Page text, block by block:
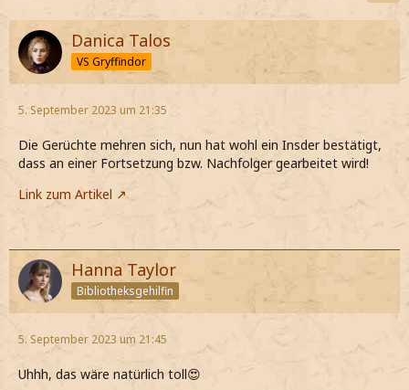
Jetzt Fanclub-Mitglied werden!
Danica Talos
VS Gryffindor
5. September 2023 um 21:35
Die Gerüchte mehren sich, nun hat wohl ein Insder bestätigt,
dass an einer Fortsetzung bzw. Nachfolger gearbeitet wird!
Link zum Artikel
Hanna Taylor
Bibliotheksgehilfin
5. September 2023 um 21:45
Uhhh, das wäre natürlich toll😍